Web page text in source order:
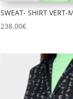
SWEAT- SHIRT VERT-
238,00€